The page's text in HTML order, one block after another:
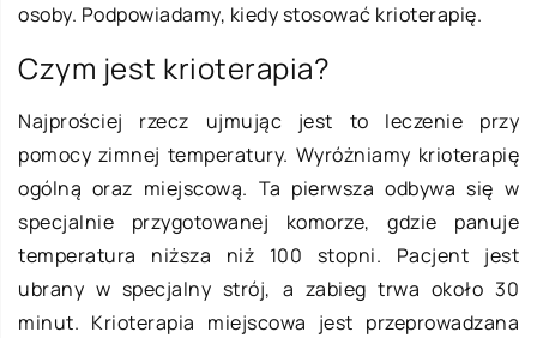
osoby. Podpowiadamy, kiedy stosować krioterapię.
Czym jest krioterapia?
Najprościej rzecz ujmując jest to leczenie przy
pomocy zimnej temperatury. Wyróżniamy krioterapię
ogólną oraz miejscową. Ta pierwsza odbywa się w
specjalnie przygotowanej komorze, gdzie panuje
temperatura niższa niż 100 stopni. Pacjent jest
ubrany w specjalny strój, a zabieg trwa około 30
minut. Krioterapia miejscowa jest przeprowadzana